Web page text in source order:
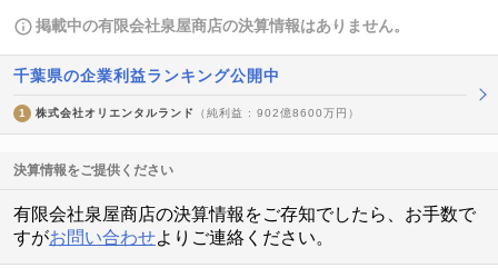
掲載中の有限会社泉屋商店の決算情報はありません。
千葉県の企業利益ランキング公開中
1 株式会社オリエンタルランド （純利益 : 902億8600万円）
決算情報をご提供ください
有限会社泉屋商店の決算情報をご存知でしたら、お手数で
すがお問い合わせよりご連絡ください。